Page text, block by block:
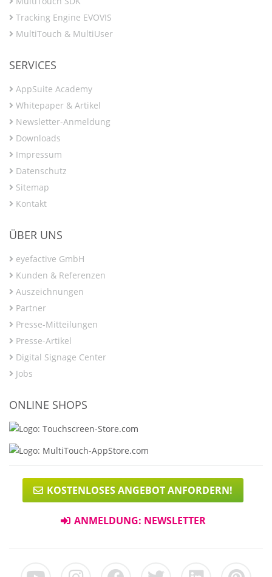
Tracking Engine EVOVIS
MultiTouch & MultiUser
SERVICES
AppSuite Academy
Whitepaper & Artikel
Newsletter-Anmeldung
Downloads
Impressum
Datenschutz
Sitemap
Kontakt
ÜBER UNS
eyefactive GmbH
Kunden & Referenzen
Auszeichnungen
Partner
Presse-Mitteilungen
Presse-Artikel
Digital Signage Center
Jobs
ONLINE SHOPS
KOSTENLOSES ANGEBOT ANFORDERN!
ANMELDUNG: NEWSLETTER